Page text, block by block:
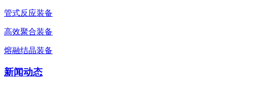
管式反应装备
高效聚合装备
熔融结晶装备
新闻动态